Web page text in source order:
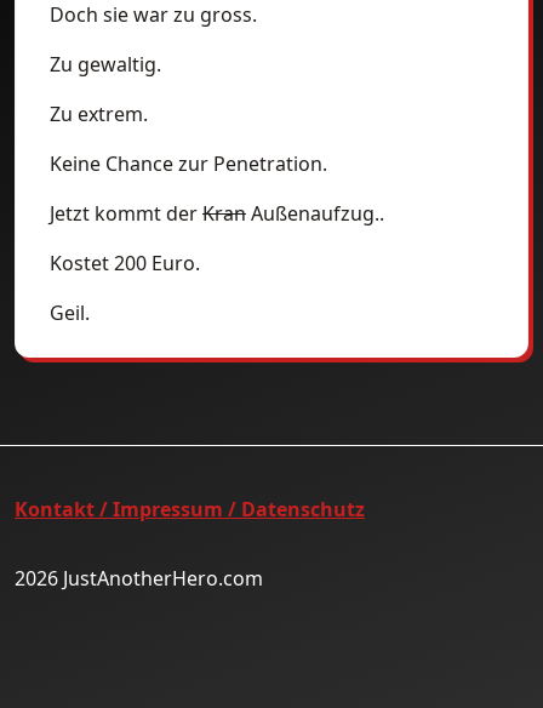
Doch sie war zu gross.
Zu gewaltig.
Zu extrem.
Keine Chance zur Penetration.
Jetzt kommt derKranAußenaufzug..
Kostet 200 Euro.
Geil.
Kontakt / Impressum / Datenschutz
2026 JustAnotherHero.com